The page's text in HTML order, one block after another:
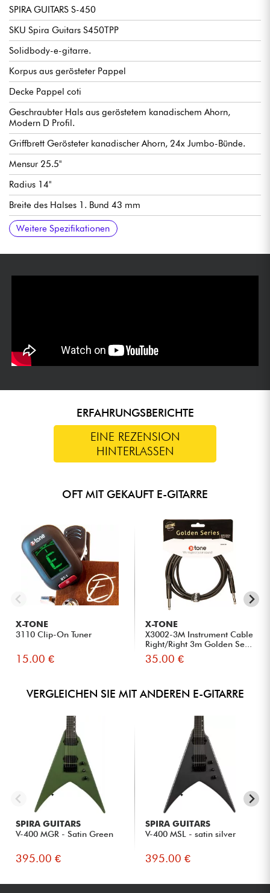
SPIRA GUITARS S-450
SKU Spira Guitars S450TPP
Solidbody-e-gitarre.
Korpus aus gerösteter Pappel
Decke Pappel coti
Geschraubter Hals aus geröstetem kanadischem Ahorn,
Modern D Profil.
Griffbrett Gerösteter kanadischer Ahorn, 24x Jumbo-Bünde.
Mensur 25.5"
Radius 14"
Breite des Halses 1. Bund 43 mm
Humbucker-tonabnehmer Spira Villain, Keramikmagnete, 12k
output.
Master Volume, Master Tone, tonabnehmerwahlschalter 3-fach.
Fester Spira Steg
Spira stimmmechaniken (gekapselte Mechaniken)
Weitere Spezifikationen
ERFAHRUNGSBERICHTE
EINE REZENSION
HINTERLASSEN
OFT MIT GEKAUFT E-GITARRE
X-TONE
3110 Clip-On Tuner
15.00 €
X-TONE
X3002-3M Instrument Cable
Right/Right 3m Golden Se...
35.00 €
VERGLEICHEN SIE MIT ANDEREN E-GITARRE
SPIRA GUITARS
V-400 MGR - Satin Green
395.00 €
SPIRA GUITARS
V-400 MSL - satin silver
395.00 €